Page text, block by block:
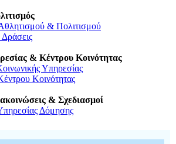
& Πολιτισμού
& Κέντρου Κοινότητας
Υπηρεσίας
Κοινότητας
& Σχεδιασμοί
Δόμησης